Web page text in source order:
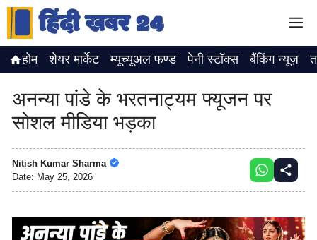
Skip
content
होम शेयर मार्केट म्यूच्यूअल फण्ड पेनी स्टॉक्स बैंकिंग न्यूज़
अनन्या पांडे के भरतनाट्यम फ्यूजन पर
सोशल मीडिया भड़का
Nitish Kumar Sharma
Date: May 25, 2026